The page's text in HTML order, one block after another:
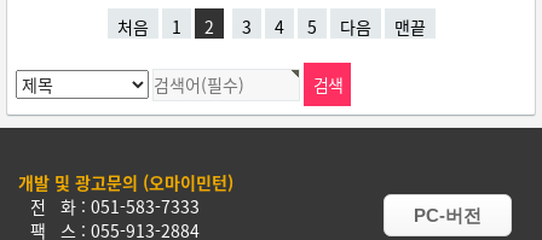
처음 1 2 3 4 5 다음 맨끝
개발 및 광고문의 (오마이민턴)
전 화 : 051-583-7333
팩 스 : 055-913-2884
PC-버전